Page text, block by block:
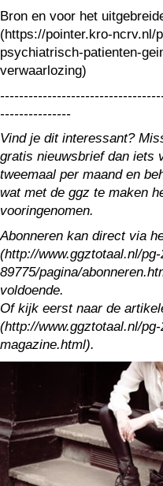
Bron en voor het
(https://pointer.kro-ncrv.nl/
psychiatrisch-patienten-
verwaarlozing)
---------------
Vind je dit interessant?
gratis nieuwsbrief dan iets
tweemaal per maand en
wat met de ggz te maken
vooringenomen.
Abonneren kan direct via
(http://www.ggztotaal.nl/
89775/pagina/
voldoende.
Of kijk eerst naar de
(http://www.ggztotaal.nl/
magazine.html).